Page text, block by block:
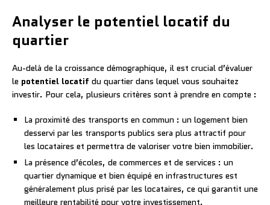
Analyser le potentiel locatif du
quartier
Au-delà de la croissance démographique, il est crucial d’évaluer
le potentiel locatif du quartier dans lequel vous souhaitez
investir. Pour cela, plusieurs critères sont à prendre en compte :
La proximité des transports en commun : un logement bien
desservi par les transports publics sera plus attractif pour
les locataires et permettra de valoriser votre bien immobilier.
La présence d’écoles, de commerces et de services : un
quartier dynamique et bien équipé en infrastructures est
généralement plus prisé par les locataires, ce qui garantit une
meilleure rentabilité pour votre investissement.